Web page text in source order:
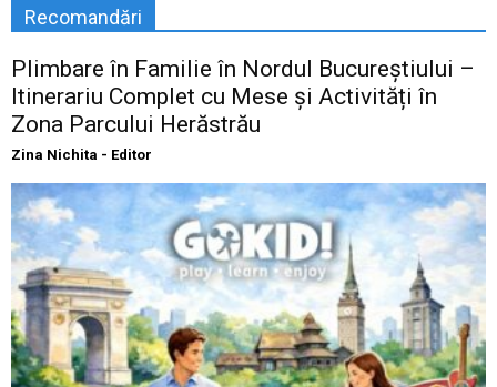
Recomandări
Plimbare în Familie în Nordul Bucureștiului –
Itinerariu Complet cu Mese și Activități în
Zona Parcului Herăstrău
Zina Nichita - Editor